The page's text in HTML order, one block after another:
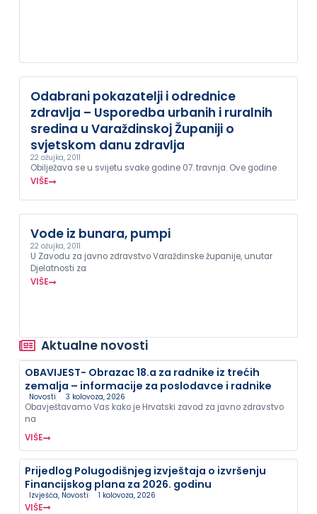
Odabrani pokazatelji i odrednice
zdravlja – Usporedba urbanih i ruralnih
sredina u Varaždinskoj Županiji o
svjetskom danu zdravlja
22 ožujka, 2011
Obilježava se u svijetu svake godine 07. travnja. Ove godine
VIŠE
Vode iz bunara, pumpi
22 ožujka, 2011
U Zavodu za javno zdravstvo Varaždinske županije, unutar
Djelatnosti za
VIŠE
Aktualne novosti
OBAVIJEST- Obrazac 18.a za radnike iz trećih
zemalja – informacije za poslodavce i radnike
Novosti 3 kolovoza, 2026
Obavještavamo Vas kako je Hrvatski zavod za javno zdravstvo
na
VIŠE
Prijedlog Polugodišnjeg izvještaja o izvršenju
Financijskog plana za 2026. godinu
Izvješća, Novosti 1 kolovoza, 2026
VIŠE